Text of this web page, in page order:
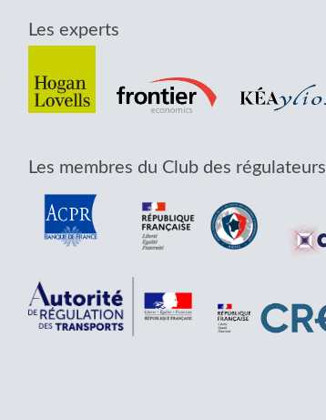
Les experts
Les membres du Club des régulateurs